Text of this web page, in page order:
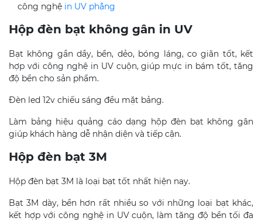
công nghệ in UV phẳng
Hộp đèn bạt không gân in UV
Bạt không gần dầy, bền, dẻo, bóng láng, co giãn tốt, kết
hợp với công nghệ in UV cuộn, giúp mực in bám tốt, tăng
độ bền cho sản phẩm.
Đèn led 12v chiếu sáng đều mặt bảng.
Làm bảng hiệu quảng cáo dạng hộp đèn bạt không gân
giúp khách hàng dễ nhận diện và tiếp cận.
Hộp đèn bạt 3M
Hộp đèn bạt 3M là loại bạt tốt nhất hiện nay.
Bạt 3M dày, bền hơn rất nhiều so với những loại bạt khác,
kết hợp với công nghệ in UV cuộn, làm tăng độ bền tối đa